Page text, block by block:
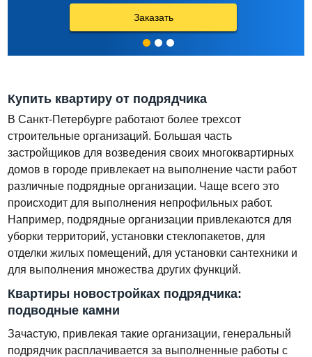
Заказать
Купить квартиру от подрядчика
В Санкт-Петербурге работают более трехсот
строительные организаций. Большая часть
застройщиков для возведения своих многоквартирных
домов в городе привлекает на выполнение части работ
различные подрядные организации. Чаще всего это
происходит для выполнения непрофильных работ.
Например, подрядные организации привлекаются для
уборки территорий, установки стеклопакетов, для
отделки жилых помещений, для установки сантехники и
для выполнения множества других функций.
Квартиры новостройках подрядчика:
подводные камни
Зачастую, привлекая такие организации, генеральный
подрядчик расплачивается за выполненные работы с